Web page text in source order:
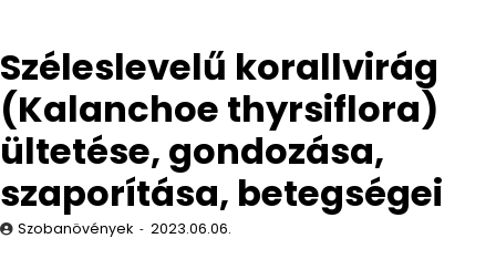
Széleslevelű korallvirág
(Kalanchoe thyrsiflora)
ültetése, gondozása,
szaporítása, betegségei
Szobanövények 2023.06.06.